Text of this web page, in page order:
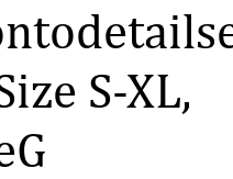
auf
100
S-XL,